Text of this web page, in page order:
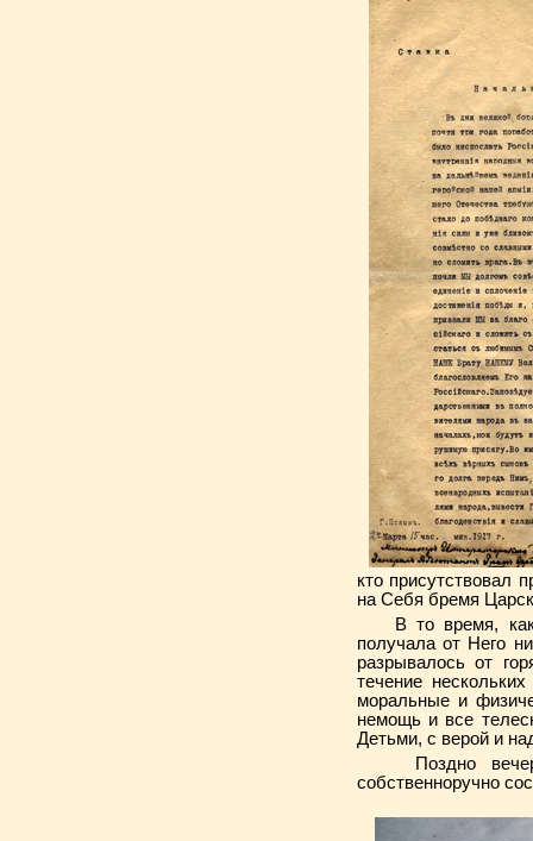
кто присутствовал
на Себя бремя
В то время, как
получала от Него
разрывалось от
течение
моральные и
немощь и все
Детьми, с верой и
Поздно